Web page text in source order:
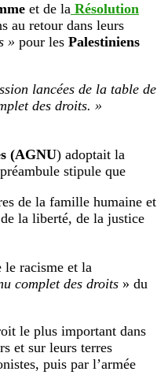
et de la Résolution
au retour dans leurs
» pour les Palestiniens
lancées de la table de
des droits. »
(AGNU) adoptait la
stipule que
de la famille humaine et
la liberté, de la justice
le racisme et la
complet des droits » du
le plus important dans
et sur leurs terres
puis par l’armée